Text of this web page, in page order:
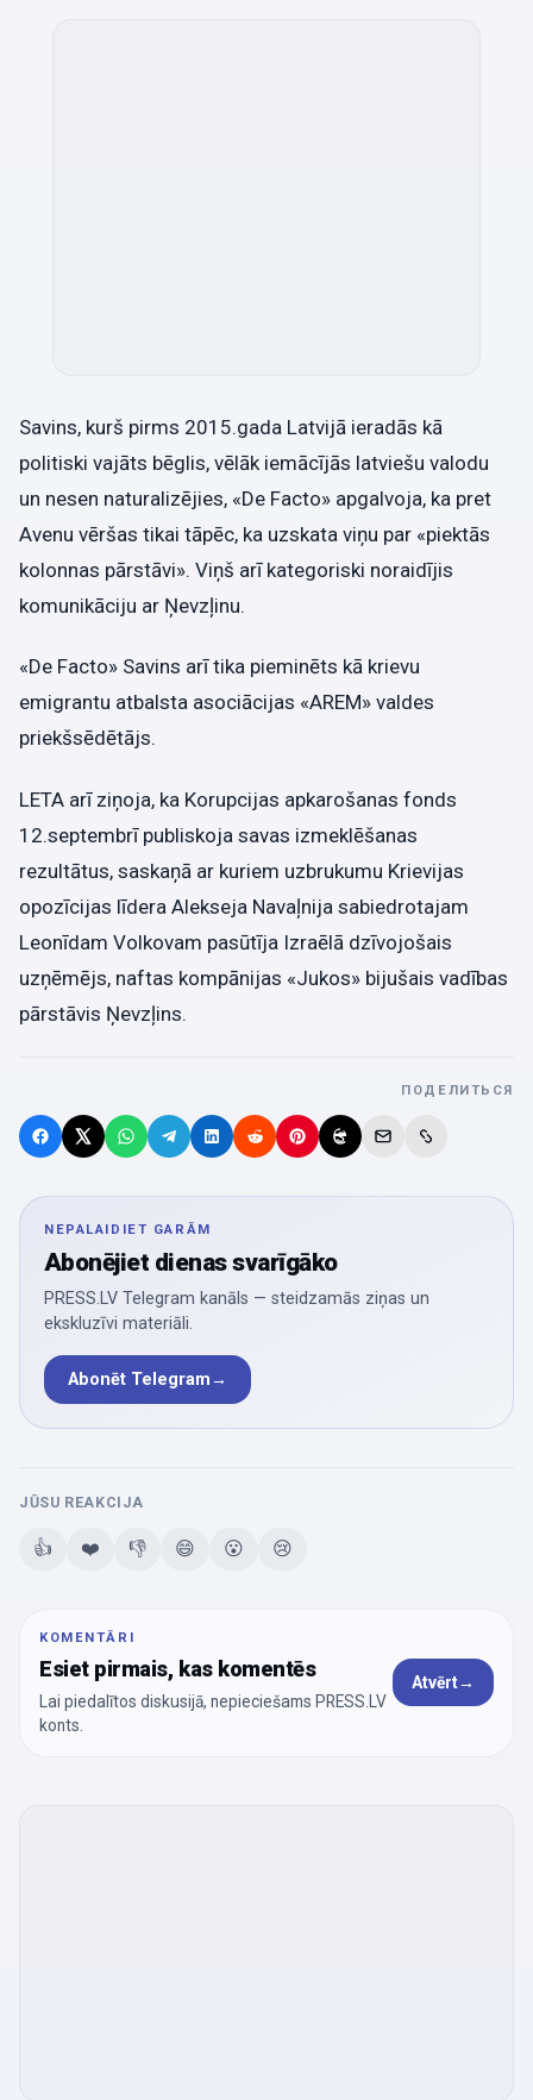
Savins, kurš pirms 2015.gada Latvijā ieradās kā
politiski vajāts bēglis, vēlāk iemācījās latviešu valodu
un nesen naturalizējies, «De Facto» apgalvoja, ka pret
Avenu vēršas tikai tāpēc, ka uzskata viņu par «piektās
kolonnas pārstāvi». Viņš arī kategoriski noraidījis
komunikāciju ar Ņevzļinu.
«De Facto» Savins arī tika pieminēts kā krievu
emigrantu atbalsta asociācijas «AREM» valdes
priekšsēdētājs.
LETA arī ziņoja, ka Korupcijas apkarošanas fonds
12.septembrī publiskoja savas izmeklēšanas
rezultātus, saskaņā ar kuriem uzbrukumu Krievijas
opozīcijas līdera Alekseja Navaļnija sabiedrotajam
Leonīdam Volkovam pasūtīja Izraēlā dzīvojošais
uzņēmējs, naftas kompānijas «Jukos» bijušais vadības
pārstāvis Ņevzļins.
ПОДЕЛИТЬСЯ
NEPALAIDIET GARĀM
Abonējiet dienas svarīgāko
PRESS.LV Telegram kanāls — steidzamās ziņas un
ekskluzīvi materiāli.
Abonēt Telegram→
JŪSU REAKCIJA
👍 ❤️ 👎 😄 😮 😢
KOMENTĀRI
Esiet pirmais, kas komentēs
Lai piedalītos diskusijā, nepieciešams PRESS.LV
konts.
Atvērt→